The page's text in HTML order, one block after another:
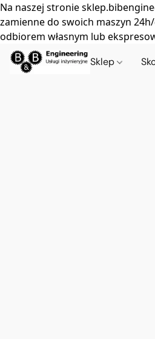
Na naszej stronie
zamienne do swoich maszyn
odbiorem własnym lub
Sklep